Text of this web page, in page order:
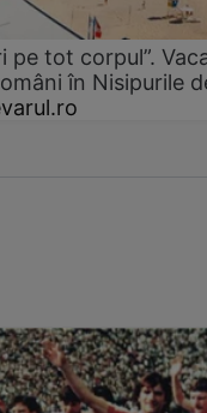
pe tot corpul”.
în Nisipurile